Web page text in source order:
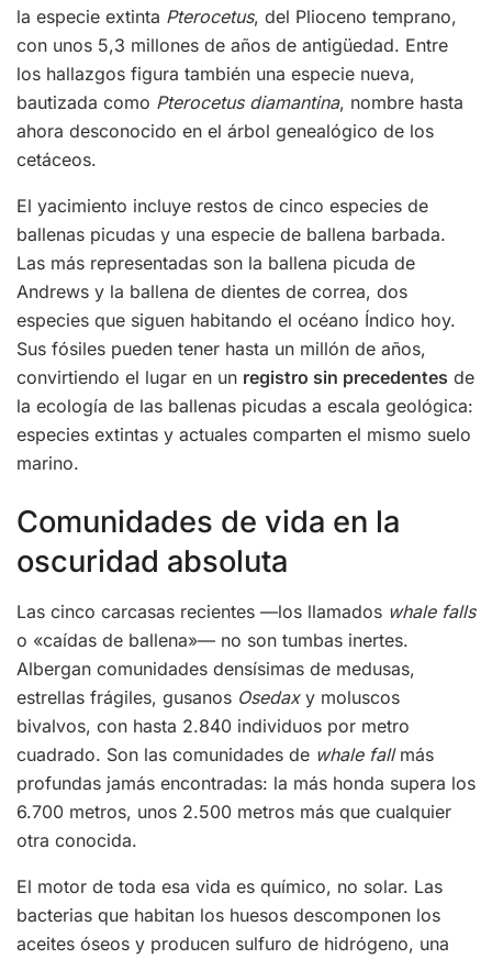
la especie extinta Pterocetus, del Plioceno temprano,
con unos 5,3 millones de años de antigüedad. Entre
los hallazgos figura también una especie nueva,
bautizada como Pterocetus diamantina, nombre hasta
ahora desconocido en el árbol genealógico de los
cetáceos.
El yacimiento incluye restos de cinco especies de
ballenas picudas y una especie de ballena barbada.
Las más representadas son la ballena picuda de
Andrews y la ballena de dientes de correa, dos
especies que siguen habitando el océano Índico hoy.
Sus fósiles pueden tener hasta un millón de años,
convirtiendo el lugar en un registro sin precedentes de
la ecología de las ballenas picudas a escala geológica:
especies extintas y actuales comparten el mismo suelo
marino.
Comunidades de vida en la
oscuridad absoluta
Las cinco carcasas recientes —los llamados whale falls
o «caídas de ballena»— no son tumbas inertes.
Albergan comunidades densísimas de medusas,
estrellas frágiles, gusanos Osedaxy moluscos
bivalvos, con hasta 2.840 individuos por metro
cuadrado. Son las comunidades de whale fallmás
profundas jamás encontradas: la más honda supera los
6.700 metros, unos 2.500 metros más que cualquier
otra conocida.
El motor de toda esa vida es químico, no solar. Las
bacterias que habitan los huesos descomponen los
aceites óseos y producen sulfuro de hidrógeno, una